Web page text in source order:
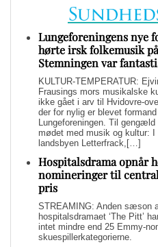
Lungeforeningens nye
hørte irsk folkemusik
Stemningen var
KULTUR-TEMPERATUR:
Frausings mors musikalske
ikke gået i arv til Hvidovre-
der for nylig er blevet
Lungeforeningen. Til
mødet med musik og kultur:
landsbyen Letterfrack,[…]
Hospitalsdrama opnår
nomineringer til
pris
STREAMING: Anden sæson
hospitalsdramaet ‘The Pitt’
intet mindre end 25 Emmy-
skuespillerkategorierne.